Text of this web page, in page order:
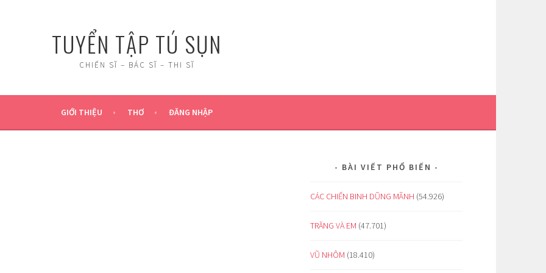
TUYỂN TẬP TÚ SỤN
CHIẾN SĨ – BÁC SĨ – THI SĨ
GIỚI THIỆU THƠ ĐĂNG NHẬP
BÀI VIẾT PHỔ BIẾN
CÁC CHIẾN BINH DŨNG MÃNH (54.926)
TRĂNG VÀ EM (47.701)
VŨ NHÔM (18.410)